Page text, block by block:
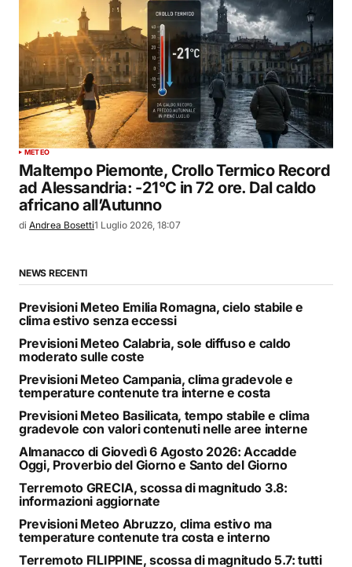
METEO
Maltempo Piemonte, Crollo Termico Record
ad Alessandria: -21°C in 72 ore. Dal caldo
africano all’Autunno
di Andrea Bosetti1 Luglio 2026, 18:07
NEWS RECENTI
Previsioni Meteo Emilia Romagna, cielo stabile e
clima estivo senza eccessi
Previsioni Meteo Calabria, sole diffuso e caldo
moderato sulle coste
Previsioni Meteo Campania, clima gradevole e
temperature contenute tra interne e costa
Previsioni Meteo Basilicata, tempo stabile e clima
gradevole con valori contenuti nelle aree interne
Almanacco di Giovedì 6 Agosto 2026: Accadde
Oggi, Proverbio del Giorno e Santo del Giorno
Terremoto GRECIA, scossa di magnitudo 3.8:
informazioni aggiornate
Previsioni Meteo Abruzzo, clima estivo ma
temperature contenute tra costa e interno
Terremoto FILIPPINE, scossa di magnitudo 5.7: tutti